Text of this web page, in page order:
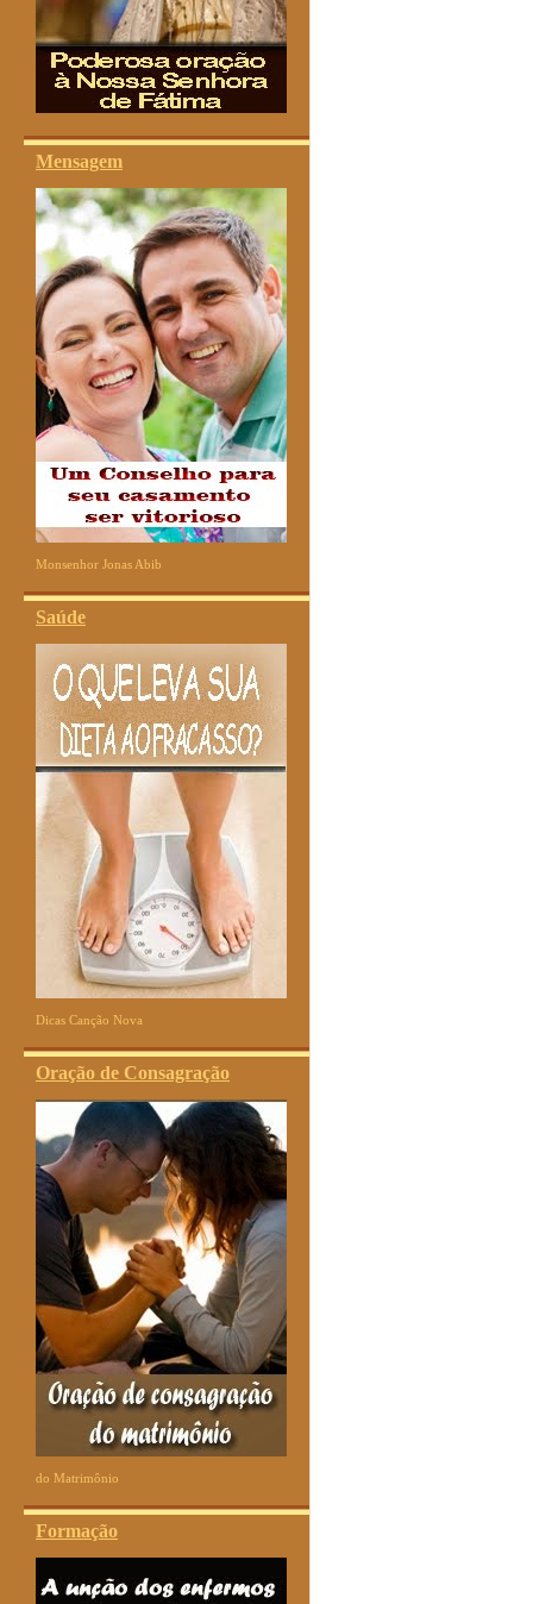
Mensagem
Monsenhor Jonas Abib
Saúde
Dicas Canção Nova
Oração de Consagração
do Matrimônio
Formação